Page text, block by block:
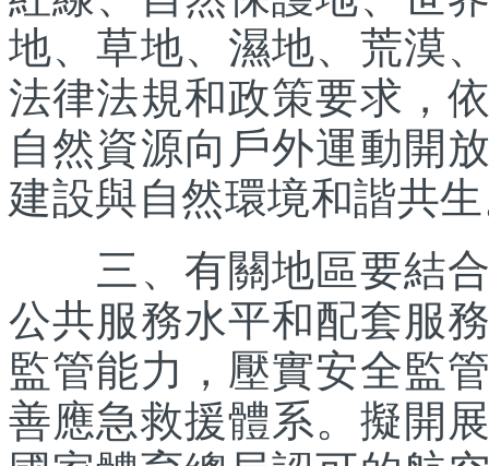
地、草地、濕地、荒漠
法律法規和政策要求，
自然資源向戶外運動開
建設與自然環境和諧共
三、有關地區要結合
公共服務水平和配套服
監管能力，壓實安全監
善應急救援體系。擬開